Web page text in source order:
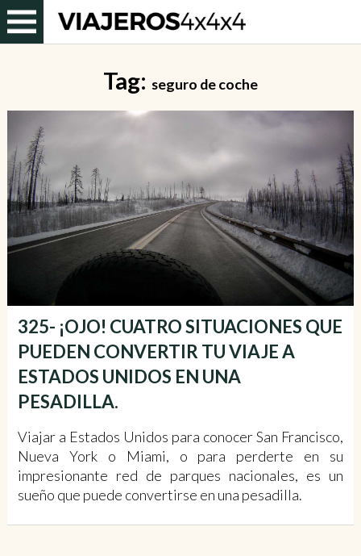
Tag: seguro de coche
325- ¡OJO! CUATRO SITUACIONES QUE
PUEDEN CONVERTIR TU VIAJE A
ESTADOS UNIDOS EN UNA
PESADILLA.
Viajar a Estados Unidos para conocer San Francisco,
Nueva York o Miami, o para perderte en su
impresionante red de parques nacionales, es un
sueño que puede convertirse en una pesadilla.